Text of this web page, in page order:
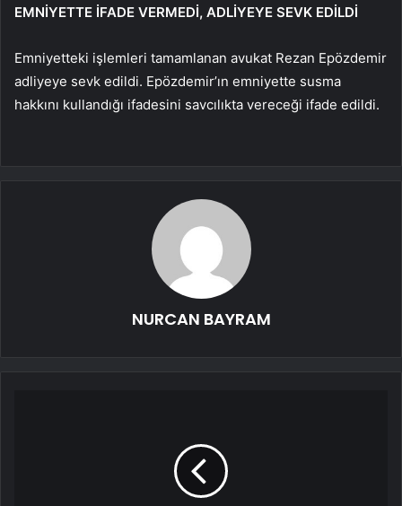
EMNİYETTE İFADE VERMEDİ, ADLİYEYE SEVK EDİLDİ
Emniyetteki işlemleri tamamlanan avukat Rezan Epözdemir
adliyeye sevk edildi. Epözdemir’ın emniyette susma
hakkını kullandığı ifadesini savcılıkta vereceği ifade edildi.
NURCAN BAYRAM